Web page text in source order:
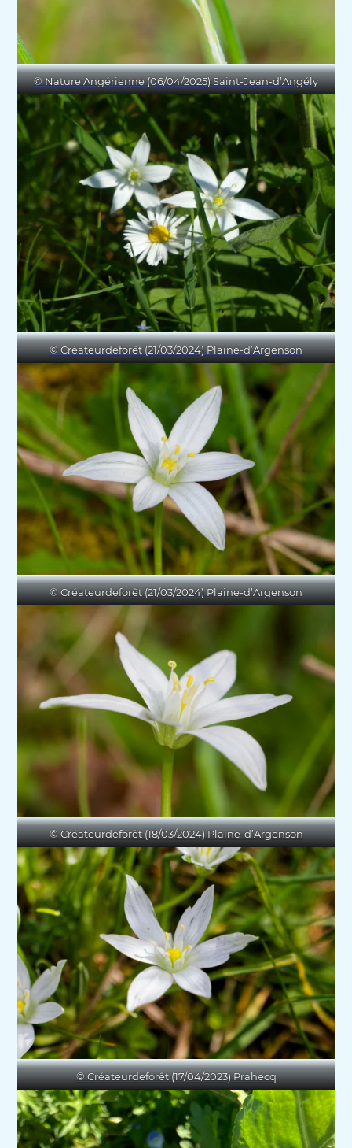
© Nature Angérienne (06/04/2025) Saint-Jean-d’Angély
© Créateurdeforêt (21/03/2024) Plaine-d’Argenson
© Créateurdeforêt (21/03/2024) Plaine-d’Argenson
© Créateurdeforêt (18/03/2024) Plaine-d’Argenson
© Créateurdeforêt (17/04/2023) Prahecq